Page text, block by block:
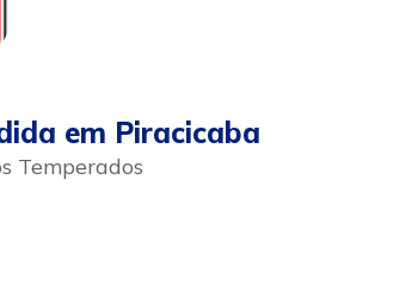
em Piracicaba
Temperados